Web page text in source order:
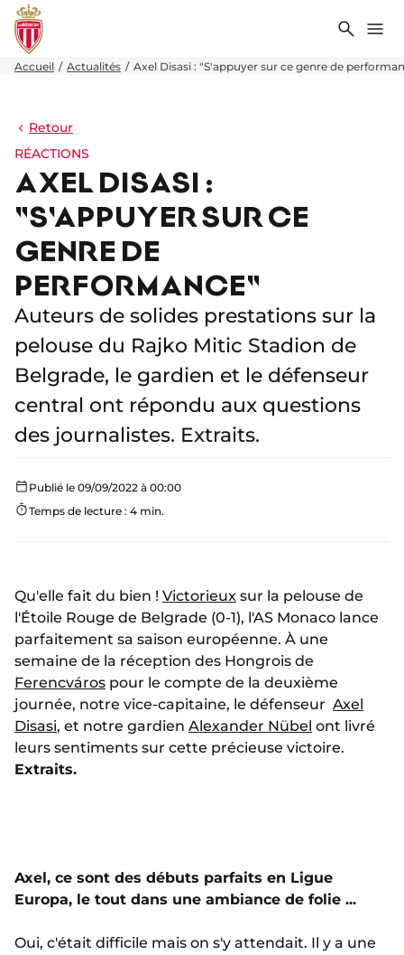
Accueil Actualités Axel Disasi : "S'appuyer sur ce genre de
Retour
RÉACTIONS
AXEL DISASI :
"S'APPUYER SUR CE
GENRE DE
PERFORMANCE"
Auteurs de solides prestations sur la
pelouse du Rajko Mitic Stadion de
Belgrade, le gardien et le défenseur
central ont répondu aux questions
des journalistes. Extraits.
Publié le 09/09/2022 à 00:00
Temps de lecture : 4 min.
Qu'elle fait du bien ! Victorieux sur la pelouse de
l'Étoile Rouge de Belgrade (0-1), l'AS Monaco lance
parfaitement sa saison européenne. À une
semaine de la réception des Hongrois de
Ferencváros pour le compte de la deuxième
journée, notre vice-capitaine, le défenseur Axel
Disasi, et notre gardien Alexander Nübel ont livré
leurs sentiments sur cette précieuse victoire.
Extraits.
Axel, ce sont des débuts parfaits en Ligue
Europa, le tout dans une ambiance de folie ...
Oui, c'était difficile mais on s'y attendait. Il y a une